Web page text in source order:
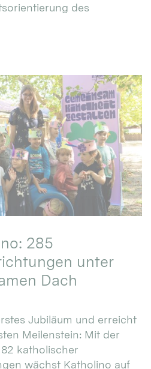
des
285
unter
Dach
Jubiläum und erreicht
Meilenstein: Mit der
katholischer
wächst Katholino auf